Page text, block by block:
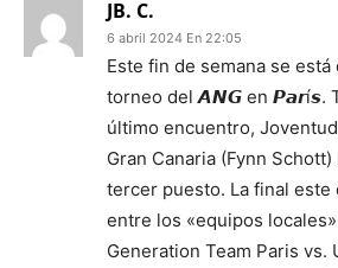
JB. C.
6 abril 2024 En 22:05
Este fin de semana se
torneo del 𝘼𝙉𝙂 en 𝙋𝙖𝙧í𝙨.
último encuentro,
Gran Canaria (Fynn
tercer puesto. La final este
entre los «equipos
Generation Team Paris vs.